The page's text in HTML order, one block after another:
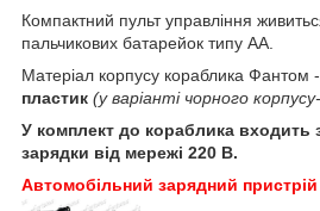
Компактний пульт управління
пальчикових батарейок типу АА.
Матеріал корпусу кораблика Фантом -
пластик (у варіанті чорного
У комплект до кораблика входить
зарядки від мережі 220 В.
Автомобільний зарядний пристрій